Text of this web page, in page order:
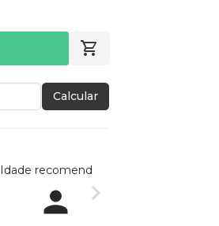
Calcular
Idade recomendada